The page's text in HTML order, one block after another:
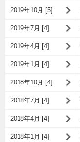
2019年10月 [5]
2019年7月 [4]
2019年4月 [4]
2019年1月 [4]
2018年10月 [4]
2018年7月 [4]
2018年4月 [4]
2018年1月 [4]